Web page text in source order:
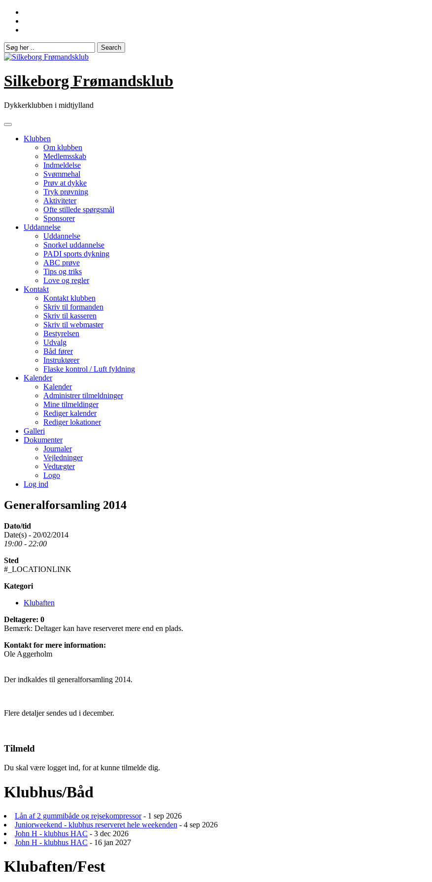
Skip
content
Silkeborg Frømandsklub
Dykkerklubben i midtjylland
Klubben
Om klubben
Medlemsskab
Indmeldelse
Svømmehal
Prøv at dykke
Tryk prøvning
Aktiviteter
Ofte stillede spørgsmål
Sponsorer
Uddannelse
Uddannelse
Snorkel uddannelse
PADI sports dykning
ABC prøve
Tips og triks
Love og regler
Kontakt
Kontakt klubben
Skriv til formanden
Skriv til kasseren
Skriv til webmaster
Bestyrelsen
Udvalg
Båd fører
Instruktører
Flaske kontrol / Luft fyldning
Kalender
Kalender
Administrer tilmeldninger
Mine tilmeldinger
Rediger kalender
Rediger lokationer
Galleri
Dokumenter
Journaler
Vejledninger
Vedtægter
Logo
Log ind
Generalforsamling 2014
Dato/tid
Date(s) - 20/02/2014
19:00 - 22:00
Sted
#_LOCATIONLINK
Kategori
Klubaften
Deltagere: 0
Bemærk: Deltager kan have reserveret mere end en plads.
Kontakt for mere information:
Ole Aggerholm
Der indkaldes til generalforsamling 2014.
Flere detaljer sendes ud i december.
Tilmeld
Du skal være logget ind, for at kunne tilmelde dig.
Klubhus/Båd
Lån af 2 gummibåde og rejsekompressor- 1 sep 2026
Juniorweekend - klubhus reserveret hele weekenden - 4 sep 2026
John H - klubhus HAC - 3 dec 2026
John H - klubhus HAC - 16 jan 2027
Klubaften/Fest